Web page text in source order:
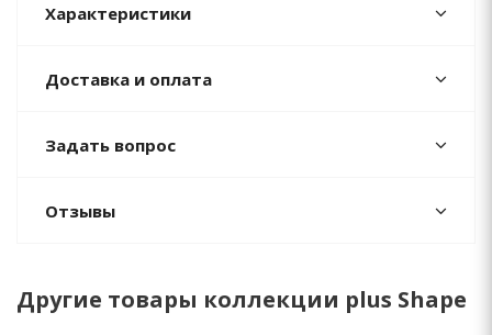
Характеристики
Доставка и оплата
Задать вопрос
Отзывы
Другие товары коллекции plus Shape